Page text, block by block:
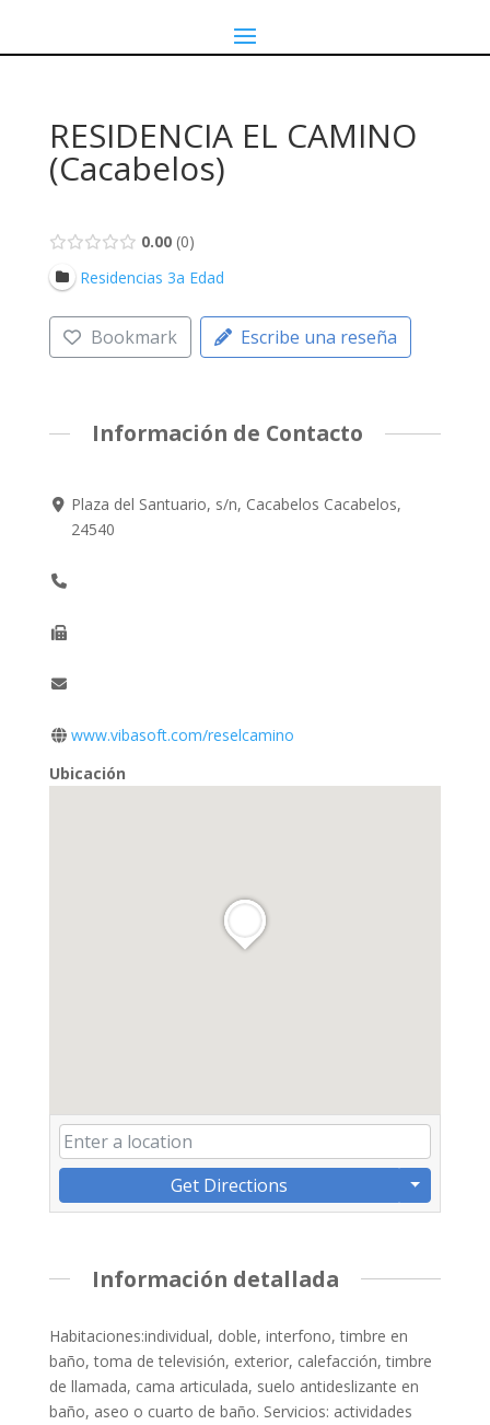
RESIDENCIA EL CAMINO
(Cacabelos)
0.00 0
Residencias 3a Edad
Bookmark Escribe una reseña
Información de Contacto
Plaza del Santuario, s/n, Cacabelos Cacabelos,
24540
www.vibasoft.com/reselcamino
Ubicación
Get Directions
Información detallada
Habitaciones:individual, doble, interfono, timbre en
baño, toma de televisión, exterior, calefacción, timbre
de llamada, cama articulada, suelo antideslizante en
baño, aseo o cuarto de baño. Servicios: actividades